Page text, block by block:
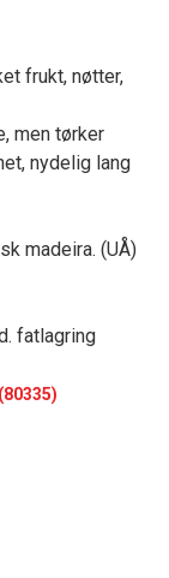
frukt, nøtter,
men tørker
nydelig lang
madeira. (UÅ)
fatlagring